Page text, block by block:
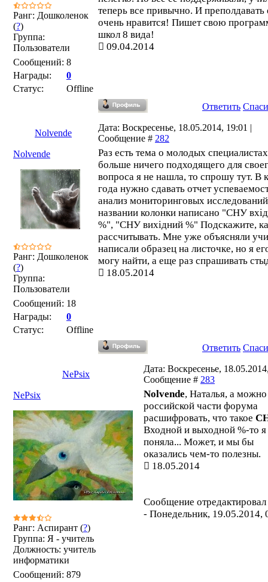
Ранг: Дошколенок
(?)
Группа:
Пользователи
Сообщений: 8
Награды:
0
Статус:
Offline
теперь все привычно. И преполдавать
очень нравится! Пишет свою
школ 8 вида!
09.04.2014
Ответить
Nolvende
Дата: Воскресенье, 18.05.2014, 19:01 |
Сообщение # 282
Nolvende
Ранг: Дошколенок
(?)
Группа:
Пользователи
Сообщений: 18
Награды:
0
Статус:
Offline
Раз есть тема о молодых
больше ничего подходящего для
вопроса я не нашла, то спрошу тут. В
года нужно сдавать отчет
анализ мониторинговых
названии колонки написано "СНУ
%", "СНУ вихідний %" Подскажите,
рассчитывать. Мне уже объясняли
написали образец на листочке, но я
могу найти, а еще раз спрашивать
18.05.2014
Ответить
NePsix
Дата: Воскресенье,
Сообщение # 283
NePsix
Ранг: Аспирант (?)
Группа: Я - учитель
Должность: учитель
информатики
Сообщений: 879
Nolvende, Наталья, а
российской части форума
расшифровать, что такое
Входной и выходной %-то я
поняла... Может, и мы бы
оказались чем-то полезны.
18.05.2014
Сообщение отредактировал
- Понедельник, 19.05.2014,